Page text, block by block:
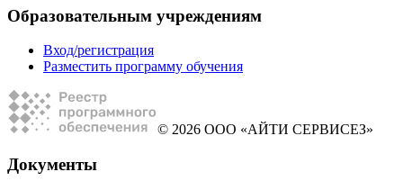
Образовательным учреждениям
Вход/регистрация
Разместить программу обучения
© 2026 ООО «АЙТИ СЕРВИСЕЗ»
Документы